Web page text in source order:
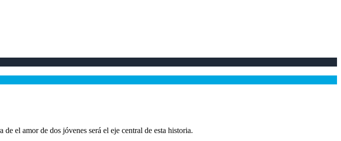
el amor de dos jóvenes será el eje central de esta historia.